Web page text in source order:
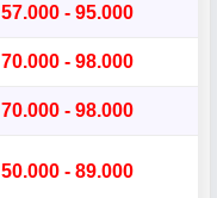
57.000 - 95.000
70.000 - 98.000
70.000 - 98.000
50.000 - 89.000